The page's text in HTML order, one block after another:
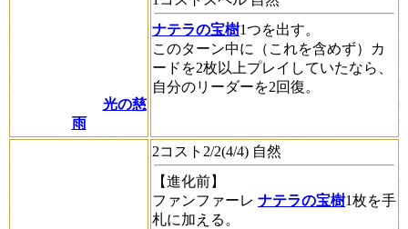
光の慈
雨
ナテラの宝樹1つを出す。
このターン中に（これを含めず）カ
ードを2枚以上プレイしていたなら、
自分のリーダーを2回復。
2コスト2/2(4/4) 自然
【進化前】
ファンファーレ ナテラの宝樹1枚を手
札に加える。